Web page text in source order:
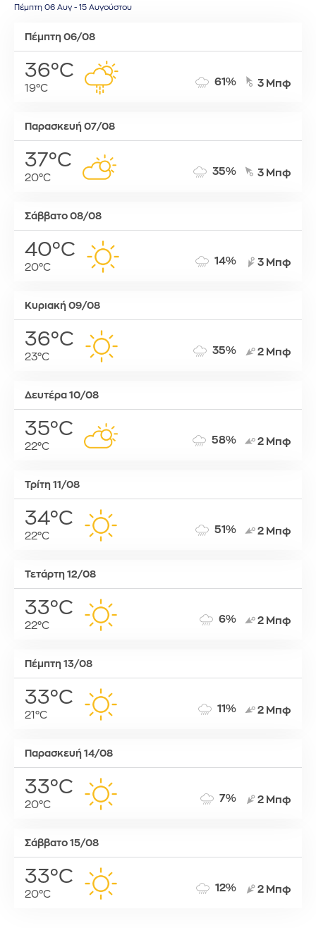
Πέμπτη 06 Αυγ - 15 Αυγούστου
Πέμπτη 06/08
36°C
19°C
61% 3 Μπφ
Παρασκευή 07/08
37°C
20°C
35% 3 Μπφ
Σάββατο 08/08
40°C
20°C
14% 3 Μπφ
Κυριακή 09/08
36°C
23°C
35% 2 Μπφ
Δευτέρα 10/08
35°C
22°C
58% 2 Μπφ
Τρίτη 11/08
34°C
22°C
51% 2 Μπφ
Τετάρτη 12/08
33°C
22°C
6% 2 Μπφ
Πέμπτη 13/08
33°C
21°C
11% 2 Μπφ
Παρασκευή 14/08
33°C
20°C
7% 2 Μπφ
Σάββατο 15/08
33°C
20°C
12% 2 Μπφ